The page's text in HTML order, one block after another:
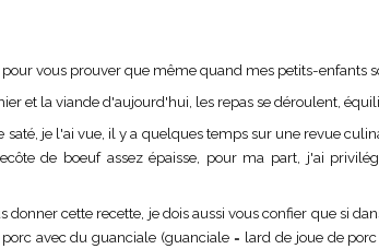
vous prouver que même quand mes petits-enfants
et la viande d'aujourd'hui, les repas se déroulent,
saté, je l'ai vue, il y a quelques temps sur une revue
de boeuf assez épaisse, pour ma part, j'ai
donner cette recette, je dois aussi vous confier que si
avec du guanciale (guanciale = lard de joue de